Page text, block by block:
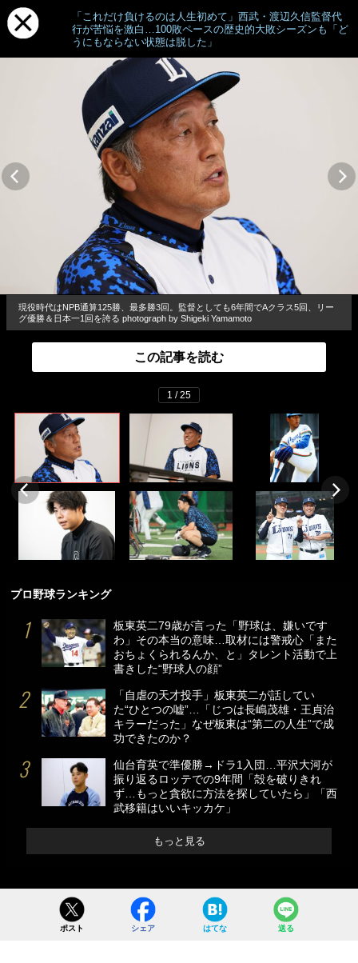
「これだけ負けるのは人生初めて」西武・渡辺久信監督代
行が苦悩を激白…100敗ペースの歴史的大敗シーズンも「ど
うにもならない状態は脱した」
現役時代はNPB通算125勝、最多勝3回。監督としても6年間でAクラス5回、リー
グ優勝＆日本一1回を誇る photograph by Shigeki Yamamoto
この記事を読む
1 / 25
プロ野球ランキング
板東英二79歳が言った「野球は、嫌いです
わ」その本当の意味…取材には警戒心「また
おちょくられるんか、と」タレント活動で上
書きした“野球人の顔”
「自虐の天才投手」板東英二が話してい
た“ひとつの嘘”…「じつは長嶋茂雄・王貞治
キラーだった」なぜ板東は“第二の人生”で成
功できたのか？
仙台育英で準優勝→ドラ1入団…平沢大河が
振り返るロッテでの9年間「殻を破りきれ
ず…もっと貪欲に方法を探していたら」「西
武移籍はいいキッカケ」
もっと見る
ポスト シェア はてな 送る